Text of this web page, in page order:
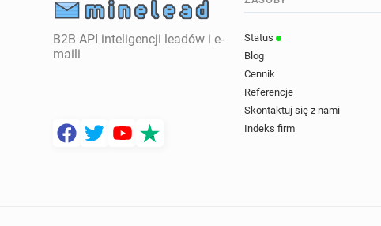
B2B API inteligencji leadów i e-
maili
Status
Blog
Cennik
Referencje
Skontaktuj się z nami
Indeks firm